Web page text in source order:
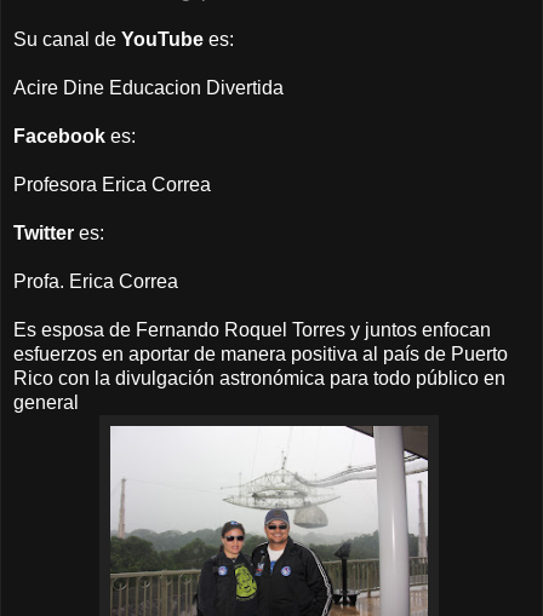
Su canal de YouTube es:
Acire Dine Educacion Divertida
Facebook es:
Profesora Erica Correa
Twitter es:
Profa. Erica Correa
Es esposa de Fernando Roquel Torres y juntos enfocan
esfuerzos en aportar de manera positiva al país de Puerto
Rico con la divulgación astronómica para todo público en
general